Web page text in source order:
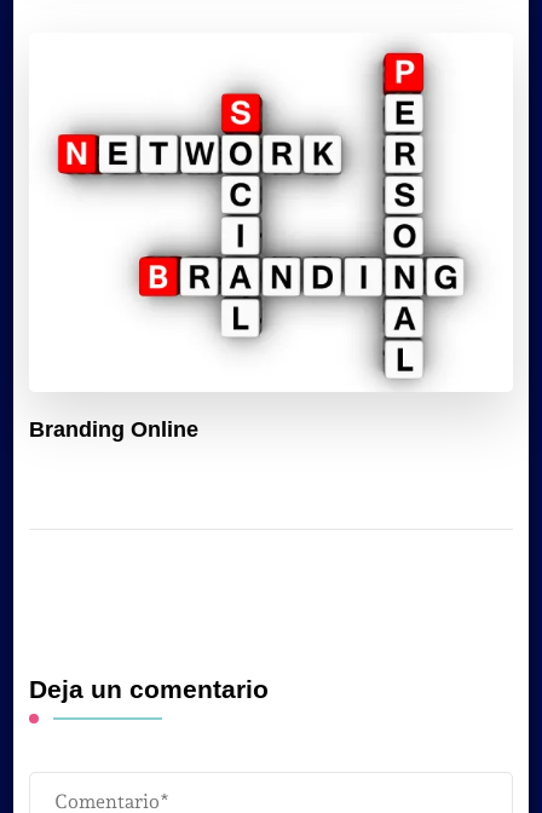
Branding Online
Deja un comentario